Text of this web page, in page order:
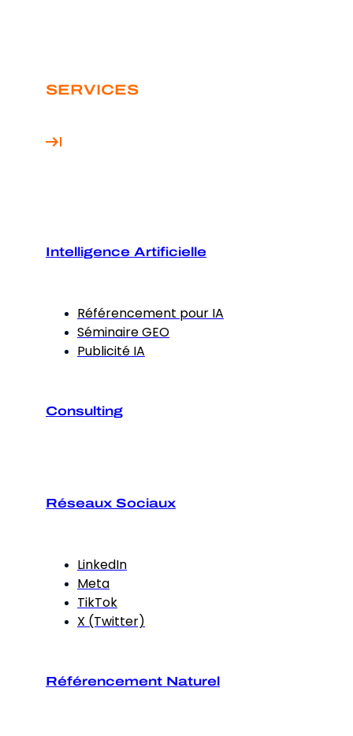
SERVICES
Intelligence Artificielle
Référencement pour IA
Séminaire GEO
Publicité IA
Consulting
Réseaux Sociaux
LinkedIn
Meta
TikTok
X (Twitter)
Référencement Naturel